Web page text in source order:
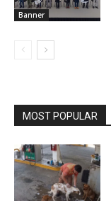
Banner
MOST POPULAR